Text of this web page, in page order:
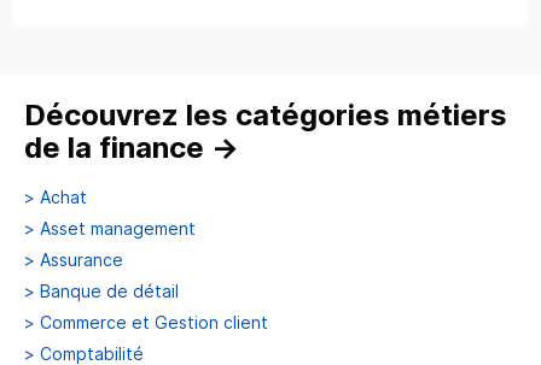
Découvrez les catégories métiers
de la finance →
> Achat
> Asset management
> Assurance
> Banque de détail
> Commerce et Gestion client
> Comptabilité